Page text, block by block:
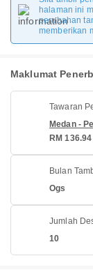
halaman ini
perubahan
memberikan
Maklumat
Tawaran
Medan -
RM 136.94
Bulan
Ogs
Jumlah
10